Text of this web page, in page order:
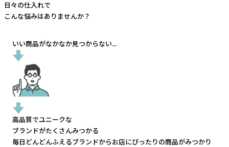
日々の仕入れで
こんな悩みはありませんか？
いい商品がなかなか見つからない...
高品質でユニークな
ブランドがたくさんみつかる
毎日どんどんふえるブランドからお店にぴったりの商品がみつかり